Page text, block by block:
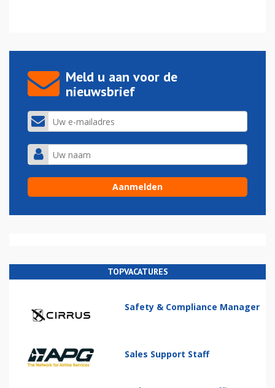
Meld u aan voor de
nieuwsbrief
TOPVACATURES
Safety & Compliance Manager
Sales Support Staff